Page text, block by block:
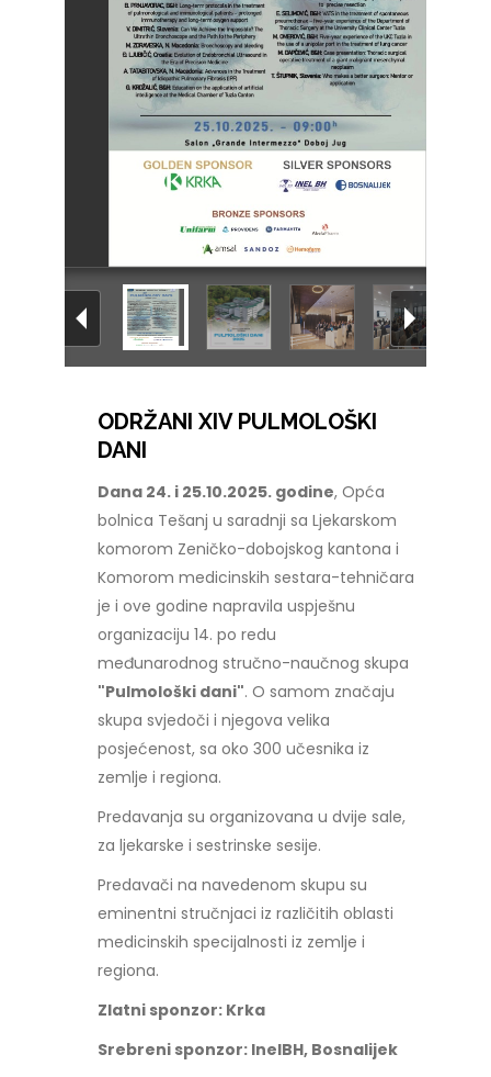
ODRŽANI XIV PULMOLOŠKI
DANI
Dana 24. i 25.10.2025. godine, Opća
bolnica Tešanj u saradnji sa Ljekarskom
komorom Zeničko-dobojskog kantona i
Komorom medicinskih sestara-tehničara
je i ove godine napravila uspješnu
organizaciju 14. po redu
međunarodnog stručno-naučnog skupa
"Pulmološki dani". O samom značaju
skupa svjedoči i njegova velika
posjećenost, sa oko 300 učesnika iz
zemlje i regiona.
Predavanja su organizovana u dvije sale,
za ljekarske i sestrinske sesije.
Predavači na navedenom skupu su
eminentni stručnjaci iz različitih oblasti
medicinskih specijalnosti iz zemlje i
regiona.
Zlatni sponzor: Krka
Srebreni sponzor: InelBH, Bosnalijek